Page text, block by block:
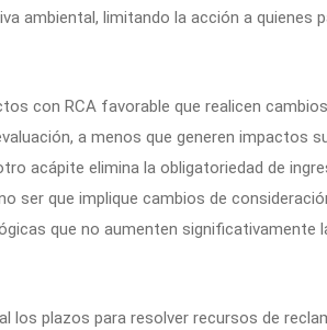
ambiental, limitando la acción a quienes
con RCA favorable que realicen
a menos que generen impactos
acápite elimina la obligatoriedad de
ser que implique cambios de
que no aumenten significativamente
los plazos para resolver recursos de